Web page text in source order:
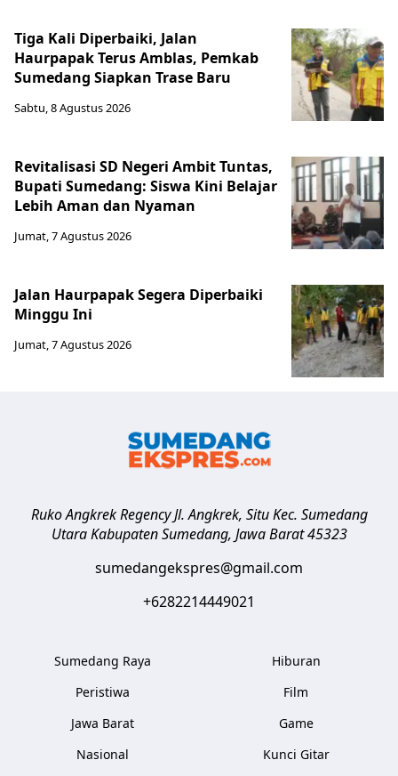
Tiga Kali Diperbaiki, Jalan
Haurpapak Terus Amblas, Pemkab
Sumedang Siapkan Trase Baru
Sabtu, 8 Agustus 2026
Revitalisasi SD Negeri Ambit Tuntas,
Bupati Sumedang: Siswa Kini Belajar
Lebih Aman dan Nyaman
Jumat, 7 Agustus 2026
Jalan Haurpapak Segera Diperbaiki
Minggu Ini
Jumat, 7 Agustus 2026
Ruko Angkrek Regency Jl. Angkrek, Situ Kec. Sumedang
Utara Kabupaten Sumedang, Jawa Barat 45323
sumedangekspres@gmail.com
+6282214449021
Sumedang Raya
Peristiwa
Jawa Barat
Nasional
Hiburan
Film
Game
Kunci Gitar